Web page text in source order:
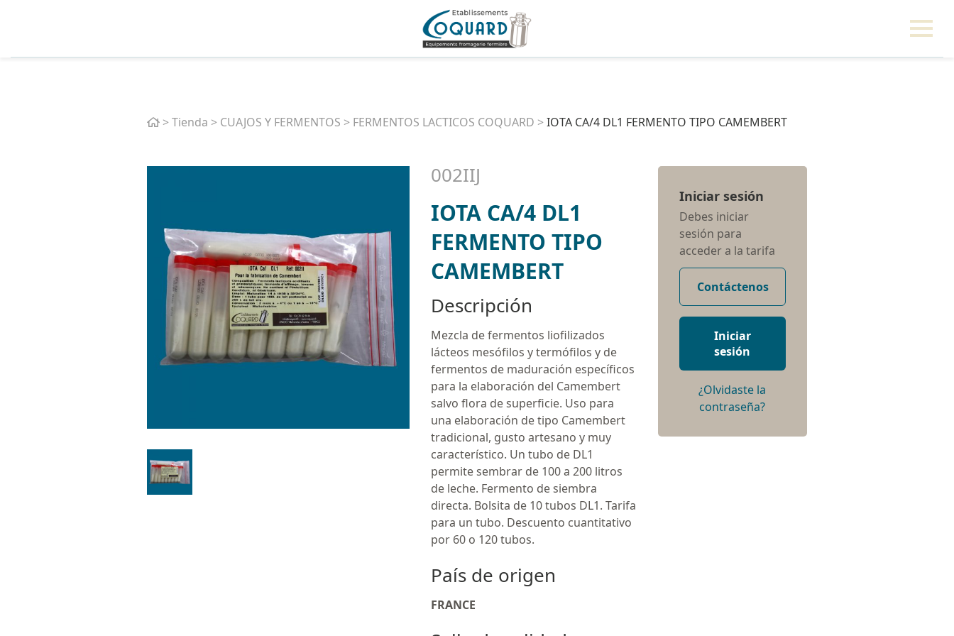
Home
>Tienda > CUAJOS Y FERMENTOS > FERMENTOS LACTICOS COQUARD >IOTA CA/4 DL1 FERMENTO TIPO CAMEMBERT
002IIJ
IOTA CA/4 DL1
FERMENTO TIPO
CAMEMBERT
Descripción
Mezcla de fermentos liofilizados
lácteos mesófilos y termófilos y de
fermentos de maduración específicos
para la elaboración del Camembert
salvo flora de superficie. Uso para
una elaboración de tipo Camembert
tradicional, gusto artesano y muy
característico. Un tubo de DL1
permite sembrar de 100 a 200 litros
de leche. Fermento de siembra
directa. Bolsita de 10 tubos DL1. Tarifa
para un tubo. Descuento cuantitativo
por 60 o 120 tubos.
País de origen
FRANCE
Iniciar sesión
Debes iniciar
sesión para
acceder a la tarifa
Contáctenos
Iniciar
sesión
¿Olvidaste la
contraseña?